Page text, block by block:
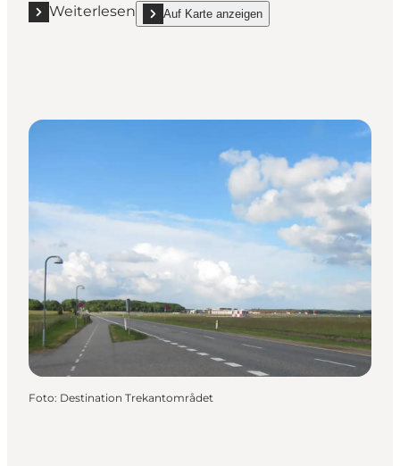
Weiterlesen
Mehr erfahren "Freibad Jelling"
Auf Karte anzeigen
show Freibad Jelling on_map
Foto: Destination Trekantområdet